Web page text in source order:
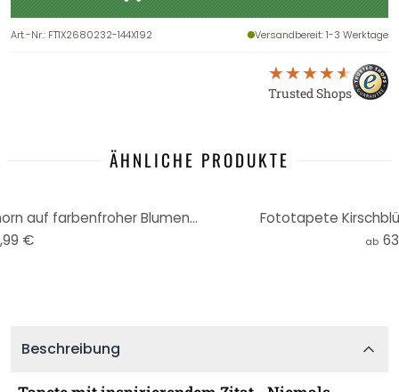
Art.-Nr.: FT1X2680232-144X192 Versandbereit: 1-3 Werktage
Trusted Shops
ÄHNLICHE PRODUKTE
Kinderzimmer Fototapete Einhorn auf farbenfroher Blumenwiese - Bonne Müller
€
Fototapete
ab
Beschreibung